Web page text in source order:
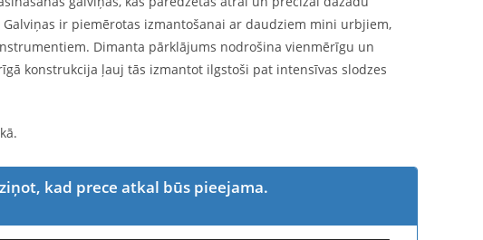
Galviņas ir piemērotas izmantošanai ar daudziem mini urbjiem,
Dimanta pārklājums nodrošina vienmērīgu un
konstrukcija ļauj tās izmantot ilgstoši pat intensīvas slodzes
kad prece atkal būs pieejama.